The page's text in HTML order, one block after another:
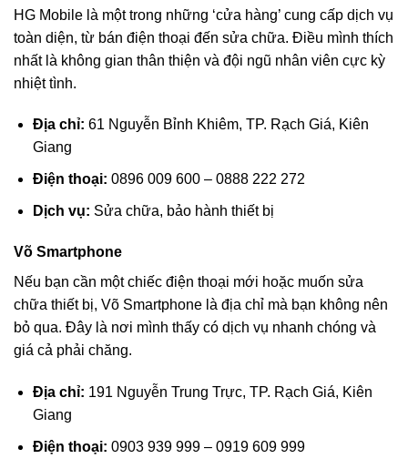
HG Mobile là một trong những ‘cửa hàng’ cung cấp dịch vụ
toàn diện, từ bán điện thoại đến sửa chữa. Điều mình thích
nhất là không gian thân thiện và đội ngũ nhân viên cực kỳ
nhiệt tình.
Địa chỉ: 61 Nguyễn Bỉnh Khiêm, TP. Rạch Giá, Kiên
Giang
Điện thoại: 0896 009 600 – 0888 222 272
Dịch vụ: Sửa chữa, bảo hành thiết bị
Võ Smartphone
Nếu bạn cần một chiếc điện thoại mới hoặc muốn sửa
chữa thiết bị, Võ Smartphone là địa chỉ mà bạn không nên
bỏ qua. Đây là nơi mình thấy có dịch vụ nhanh chóng và
giá cả phải chăng.
Địa chỉ: 191 Nguyễn Trung Trực, TP. Rạch Giá, Kiên
Giang
Điện thoại: 0903 939 999 – 0919 609 999